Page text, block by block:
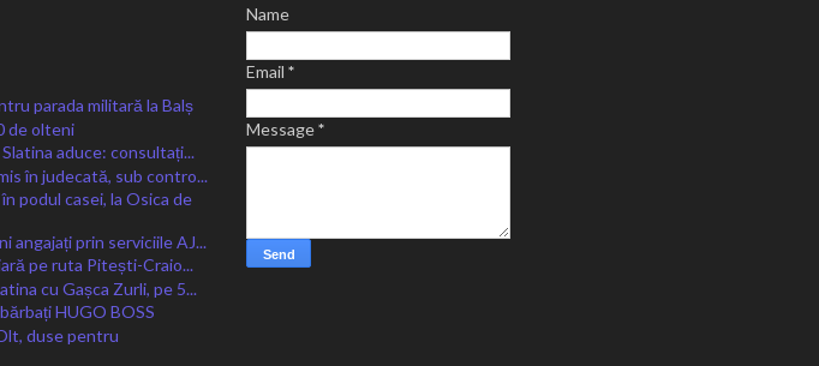
parada militară la Balș
de olteni
aduce: consultați...
în judecată, sub contro...
podul casei, la Osica de
angajați prin serviciile AJ...
pe ruta Pitești-Craio...
cu Gașca Zurli, pe 5...
HUGO BOSS
duse pentru
Name
Email*
Message*